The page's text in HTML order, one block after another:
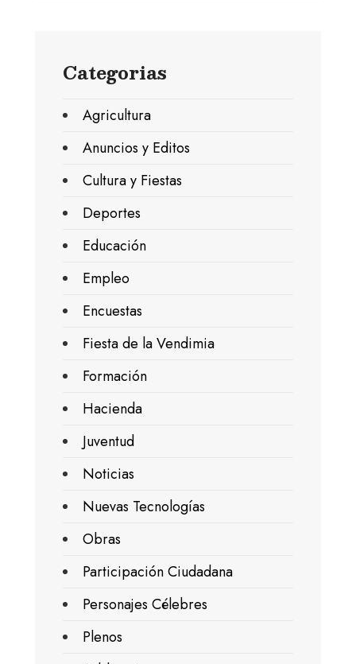
Categorias
Agricultura
Anuncios y Editos
Cultura y Fiestas
Deportes
Educación
Empleo
Encuestas
Fiesta de la Vendimia
Formación
Hacienda
Juventud
Noticias
Nuevas Tecnologías
Obras
Participación Ciudadana
Personajes Célebres
Plenos